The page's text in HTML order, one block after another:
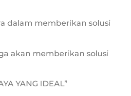
dalam memberikan solusi
akan memberikan solusi
YANG IDEAL”